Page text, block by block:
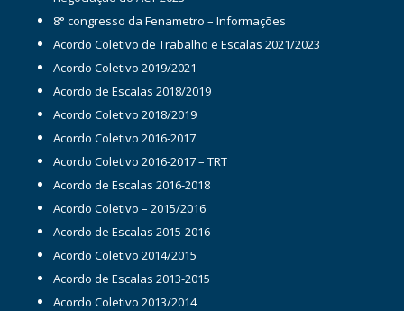
8° congresso da Fenametro – Informações
Acordo Coletivo de Trabalho e Escalas 2021/2023
Acordo Coletivo 2019/2021
Acordo de Escalas 2018/2019
Acordo Coletivo 2018/2019
Acordo Coletivo 2016-2017
Acordo Coletivo 2016-2017 – TRT
Acordo de Escalas 2016-2018
Acordo Coletivo – 2015/2016
Acordo de Escalas 2015-2016
Acordo Coletivo 2014/2015
Acordo de Escalas 2013-2015
Acordo Coletivo 2013/2014